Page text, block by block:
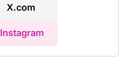
X.com
Instagram